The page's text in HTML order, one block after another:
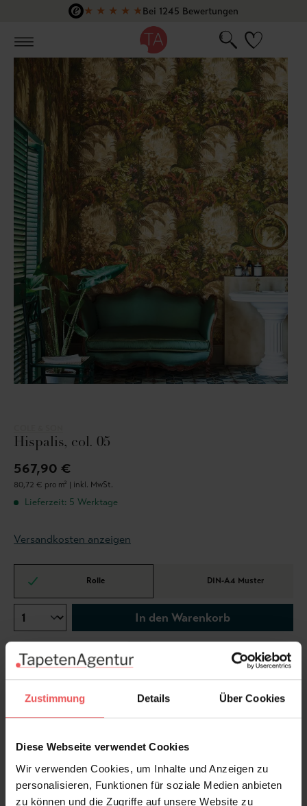
Zustimmung Details Über Cookies
Diese Webseite verwendet Cookies
Wir verwenden Cookies, um Inhalte und Anzeigen zu
personalisieren, Funktionen für soziale Medien anbieten
zu können und die Zugriffe auf unsere Website zu
Zum Hauptinhalt springen
★ ★ ★ ★ ★Bei 1245 Bewertungen
Hispalis, col. 05
567,90 €
80,72 € pro m² | inkl. MwSt.
Lieferzeit: 5 Werktage
Versandkosten anzeigen
Rolle DIN-A4 Muster
In den Warenkorb
Rollen & Mengen berechnen
Sevilla bekannt ist. Diese Stadt im Süden Spaniens hat
Produktdetails